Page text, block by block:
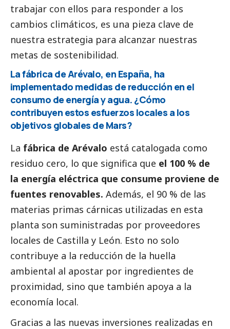
trabajar con ellos para responder a los
cambios climáticos, es una pieza clave de
nuestra estrategia para alcanzar nuestras
metas de sostenibilidad.
La fábrica de Arévalo, en España, ha
implementado medidas de reducción en el
consumo de energía y agua. ¿Cómo
contribuyen estos esfuerzos locales a los
objetivos globales de Mars?
La fábrica de Arévalo está catalogada como
residuo cero, lo que significa que el 100 % de
la energía eléctrica que consume proviene de
fuentes renovables. Además, el 90 % de las
materias primas cárnicas utilizadas en esta
planta son suministradas por proveedores
locales de Castilla y León. Esto no solo
contribuye a la reducción de la huella
ambiental al apostar por ingredientes de
proximidad, sino que también apoya a la
economía local.
Gracias a las nuevas inversiones realizadas en